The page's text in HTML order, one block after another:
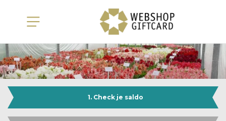
1. Check je saldo